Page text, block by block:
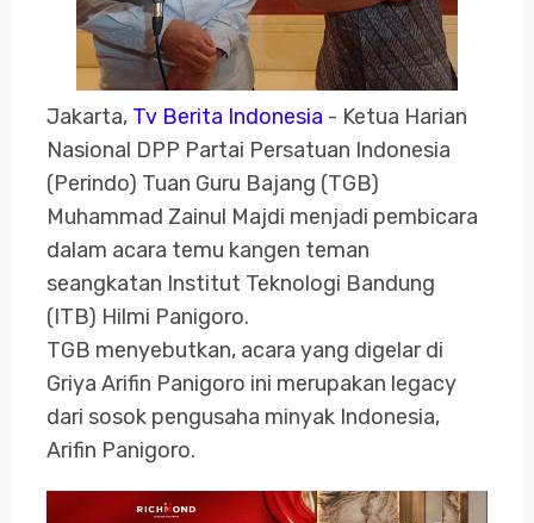
Jakarta, Tv Berita Indonesia - Ketua Harian
Nasional DPP Partai Persatuan Indonesia
(Perindo) Tuan Guru Bajang (TGB)
Muhammad Zainul Majdi menjadi pembicara
dalam acara temu kangen teman
seangkatan Institut Teknologi Bandung
(ITB) Hilmi Panigoro.
TGB menyebutkan, acara yang digelar di
Griya Arifin Panigoro ini merupakan legacy
dari sosok pengusaha minyak Indonesia,
Arifin Panigoro.